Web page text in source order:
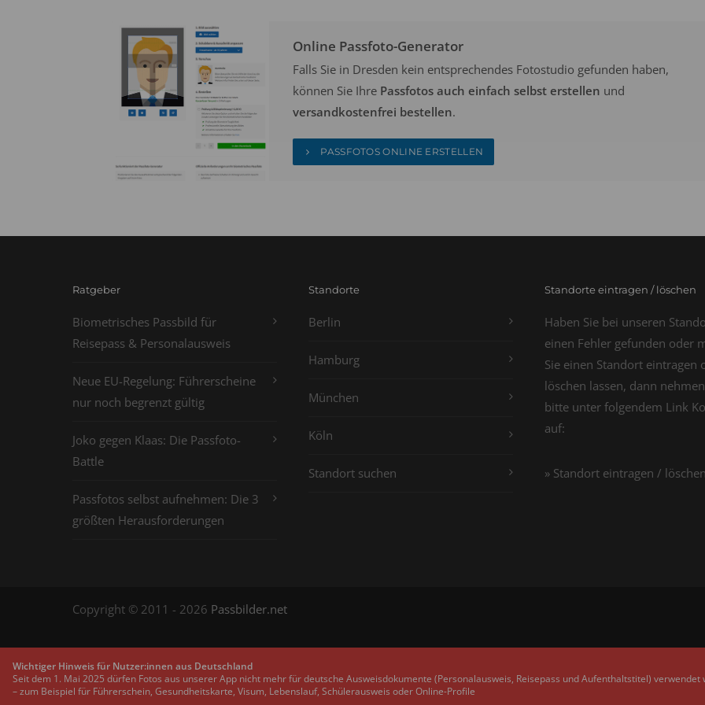
Online Passfoto-Generator
Falls Sie in Dresden kein entsprechendes Fotostudio gefunden haben,
können Sie Ihre Passfotos auch einfach selbst erstellen und
versandkostenfrei bestellen.
PASSFOTOS ONLINE ERSTELLEN
Ratgeber
Biometrisches Passbild für
Reisepass & Personalausweis
Neue EU-Regelung: Führerscheine
nur noch begrenzt gültig
Joko gegen Klaas: Die Passfoto-
Battle
Passfotos selbst aufnehmen: Die 3
größten Herausforderungen
Standorte
Berlin
Hamburg
München
Köln
Standort suchen
Standorte eintragen / löschen
Haben Sie bei unseren
einen Fehler gefunden oder
Sie einen Standort eintragen
löschen lassen, dann
bitte unter folgendem Link
auf:
» Standort eintragen / löschen
Copyright © 2011 - 2026 Passbilder.net
Wichtiger Hinweis für Nutzer:innen aus Deutschland
Seit dem 1. Mai 2025 dürfen Fotos aus unserer App nicht mehr für deutsche Ausweisdokumente (Personalausweis, Reisepass und Aufenthaltstitel)
– zum Beispiel für Führerschein, Gesundheitskarte, Visum, Lebenslauf, Schülerausweis oder Online-Profile